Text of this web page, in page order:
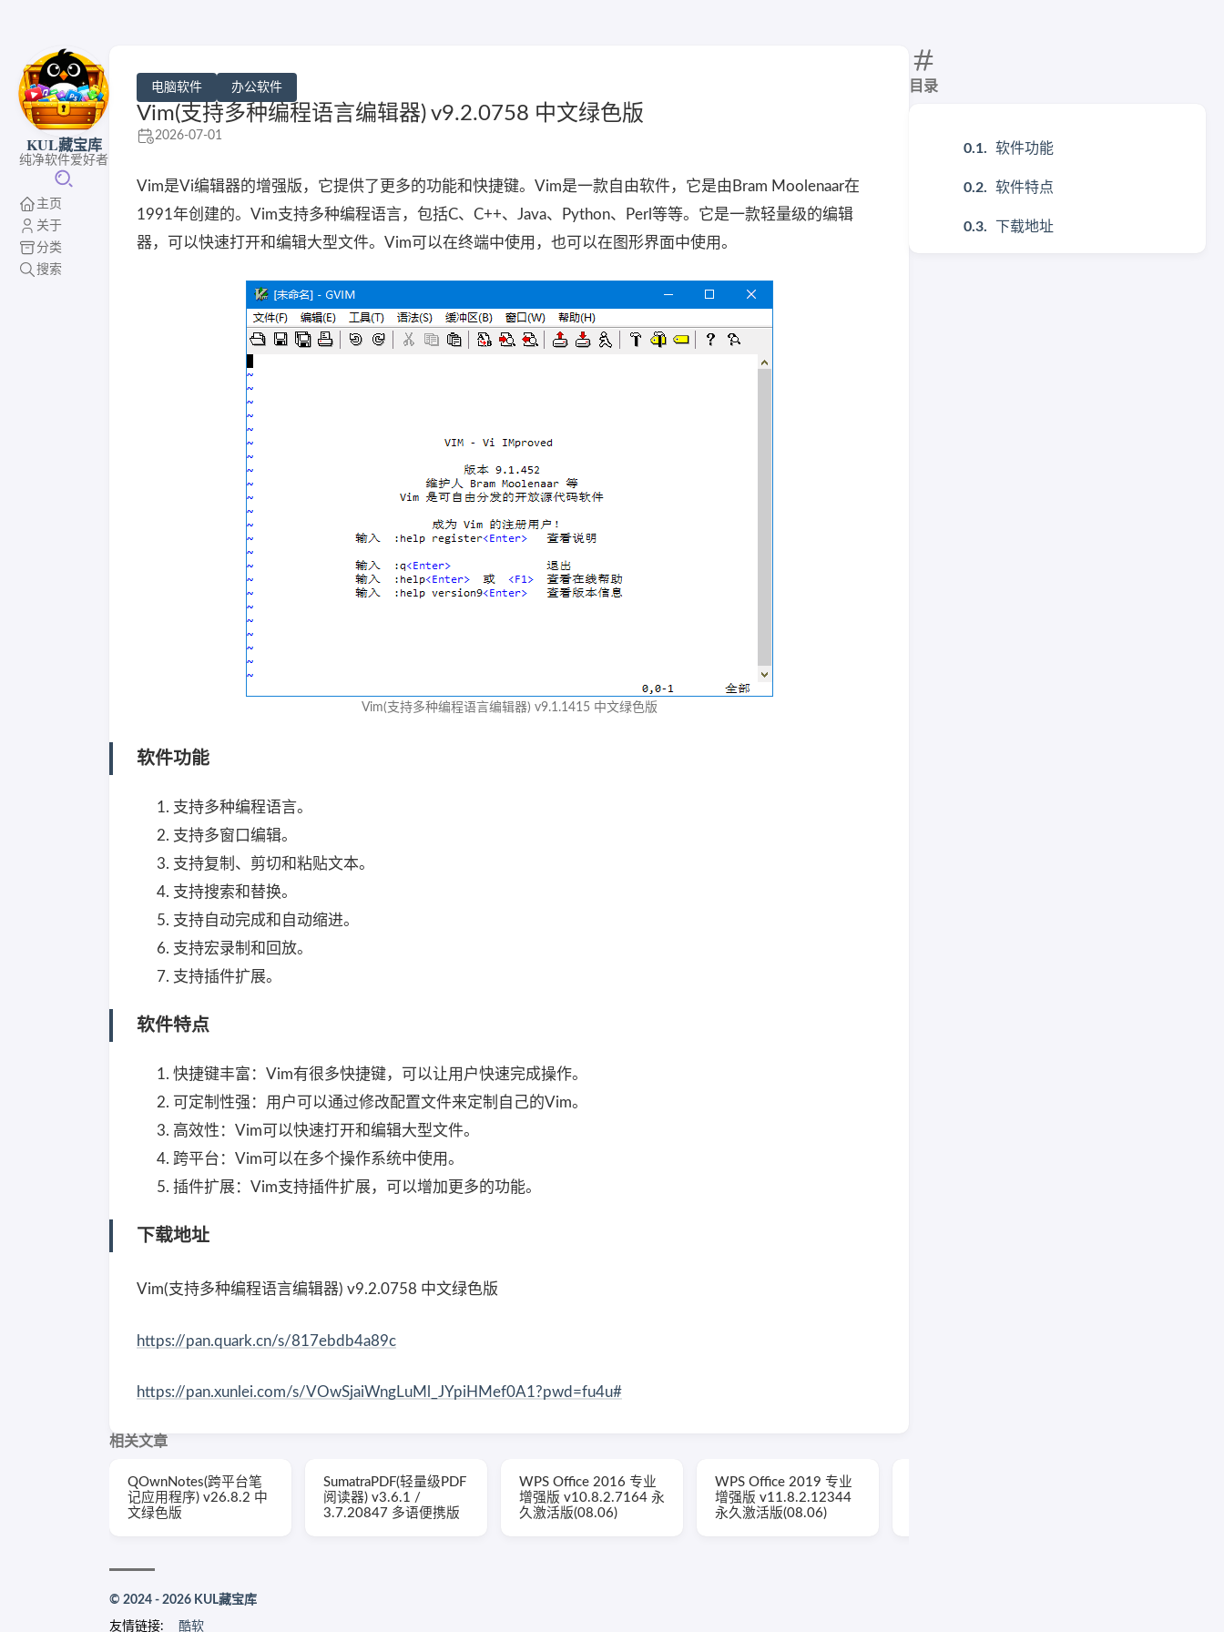
KUL藏宝库
纯净软件爱好者
主页
关于
分类
搜索
目录
软件功能
软件特点
下载地址
电脑软件 办公软件
Vim(支持多种编程语言编辑器) v9.2.0758 中文绿色版
2026-07-01
Vim是Vi编辑器的增强版，它提供了更多的功能和快捷键。Vim是一款自由软件，它是由Bram Moolenaar在
1991年创建的。Vim支持多种编程语言，包括C、C++、Java、Python、Perl等等。它是一款轻量级的编辑
器，可以快速打开和编辑大型文件。Vim可以在终端中使用，也可以在图形界面中使用。
Vim(支持多种编程语言编辑器) v9.1.1415 中文绿色版
软件功能
支持多种编程语言。
支持多窗口编辑。
支持复制、剪切和粘贴文本。
支持搜索和替换。
支持自动完成和自动缩进。
支持宏录制和回放。
支持插件扩展。
软件特点
快捷键丰富：Vim有很多快捷键，可以让用户快速完成操作。
可定制性强：用户可以通过修改配置文件来定制自己的Vim。
高效性：Vim可以快速打开和编辑大型文件。
跨平台：Vim可以在多个操作系统中使用。
插件扩展：Vim支持插件扩展，可以增加更多的功能。
下载地址
Vim(支持多种编程语言编辑器) v9.2.0758 中文绿色版
https://pan.quark.cn/s/817ebdb4a89c
https://pan.xunlei.com/s/VOwSjaiWngLuMl_JYpiHMef0A1?pwd=fu4u#
相关文章
QOwnNotes(跨平台笔
记应用程序) v26.8.2 中
文绿色版
SumatraPDF(轻量级PDF
阅读器) v3.6.1 /
3.7.20847 多语便携版
WPS Office 2016 专业
增强版 v10.8.2.7164 永
久激活版(08.06)
WPS Office 2019 专业
增强版 v11.8.2.12344
永久激活版(08.06)
© 2024 - 2026 KUL藏宝库
友情链接: 酷软